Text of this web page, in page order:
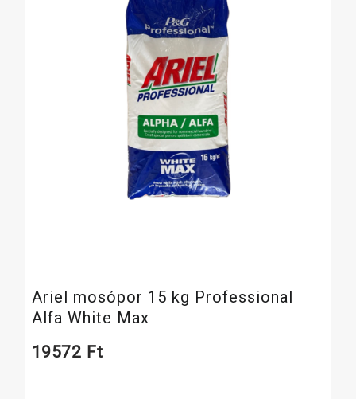
Ariel mosópor 15 kg Professional
Alfa White Max
19572 Ft